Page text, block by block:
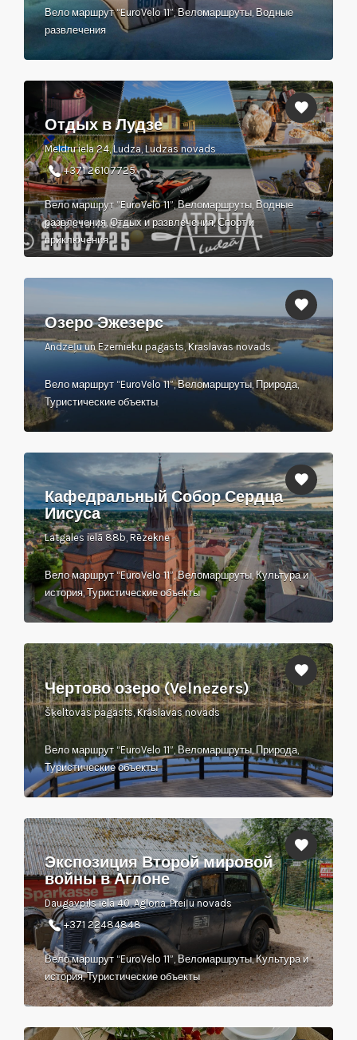
Вело маршрут “EuroVelo 11”, Веломаршруты, Водные
развлечения
Отдых в Лудзе
Meldru iela 24, Ludza, Ludzas novads
+371 26107725
Вело маршрут “EuroVelo 11”, Веломаршруты, Водные
развлечения, Отдых и развлечения, Спорт и
приключения
Озеро Эжезерс
Andzeļu un Ezernieku pagasts, Kraslavas novads
Вело маршрут “EuroVelo 11”, Веломаршруты, Природа,
Туристические объекты
Кафедральный Собор Сердца
Иисуса
Latgales ielā 88b, Rēzekne
Вело маршрут “EuroVelo 11”, Веломаршруты, Культура и
история, Туристические объекты
Чертово озеро (Velnezers)
Šķeltovas pagasts, Krāslavas novads
Вело маршрут “EuroVelo 11”, Веломаршруты, Природа,
Туристические объекты
Экспозиция Второй мировой
войны в Аглоне
Daugavpils iela 40, Aglona, Preiļu novads
+371 22484848
Вело маршрут “EuroVelo 11”, Веломаршруты, Культура и
история, Туристические объекты